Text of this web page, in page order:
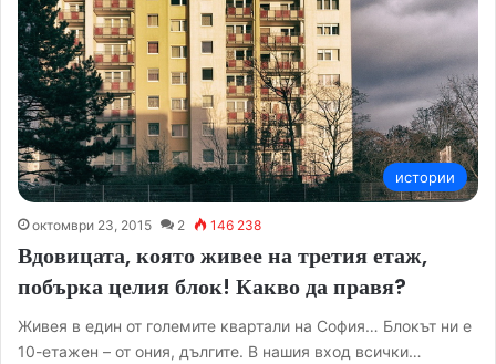
истории
октомври 23, 2015 2 146 238
Вдовицата, която живее на третия етаж,
побърка целия блок! Какво да правя?
Живея в един от големите квартали на София… Блокът ни е
10-етажен – от ония, дългите. В нашия вход всички…